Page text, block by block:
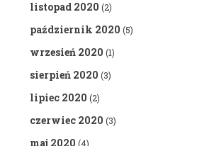
listopad 2020 (2)
październik 2020 (5)
wrzesień 2020 (1)
sierpień 2020 (3)
lipiec 2020 (2)
czerwiec 2020 (3)
maj 2020 (4)